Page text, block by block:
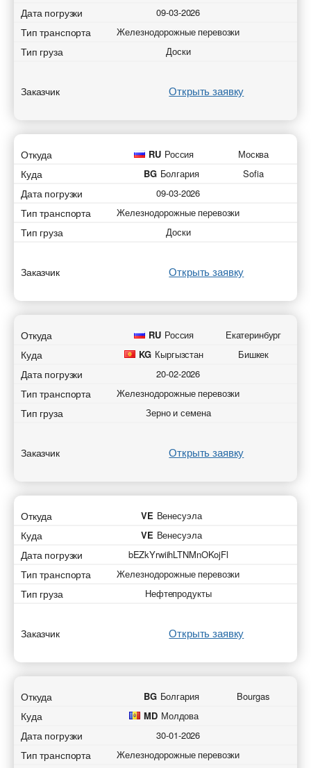
Дата погрузки 09-03-2026
Тип транспорта Железнодорожные перевозки
Тип груза Доски
Заказчик Открыть заявку
Откуда RU Россия Москва
Куда BG Болгария Sofia
Дата погрузки 09-03-2026
Тип транспорта Железнодорожные перевозки
Тип груза Доски
Заказчик Открыть заявку
Откуда RU Россия Екатеринбург
Куда KG Кыргызстан Бишкек
Дата погрузки 20-02-2026
Тип транспорта Железнодорожные перевозки
Тип груза Зерно и семена
Заказчик Открыть заявку
Откуда VE Венесуэла
Куда VE Венесуэла
Дата погрузки bEZkYrwiihLTNMnOKojFl
Тип транспорта Железнодорожные перевозки
Тип груза Нефтепродукты
Заказчик Открыть заявку
Откуда BG Болгария Bourgas
Куда MD Молдова
Дата погрузки 30-01-2026
Тип транспорта Железнодорожные перевозки